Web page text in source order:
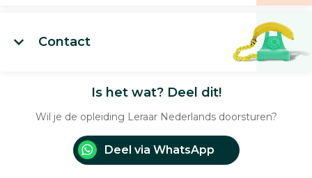
Contact
Is het wat? Deel dit!
Wil je de opleiding Leraar Nederlands doorsturen?
Deel via WhatsApp